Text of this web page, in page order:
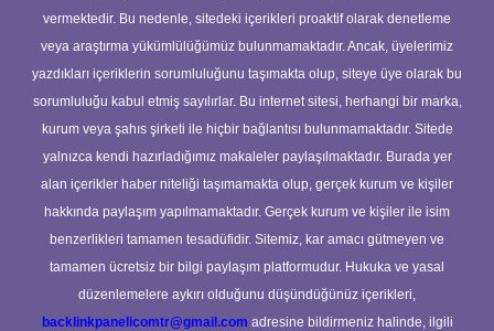
vermektedir. Bu nedenle, sitedeki içerikleri proaktif olarak denetleme
veya araştırma yükümlülüğümüz bulunmamaktadır. Ancak, üyelerimiz
yazdıkları içeriklerin sorumluluğunu taşımakta olup, siteye üye olarak bu
sorumluluğu kabul etmiş sayılırlar. Bu internet sitesi, herhangi bir marka,
kurum veya şahıs şirketi ile hiçbir bağlantısı bulunmamaktadır. Sitede
yalnızca kendi hazırladığımız makaleler paylaşılmaktadır. Burada yer
alan içerikler haber niteliği taşımamakta olup, gerçek kurum ve kişiler
hakkında paylaşım yapılmamaktadır. Gerçek kurum ve kişiler ile isim
benzerlikleri tamamen tesadüfidir. Sitemiz, kar amacı gütmeyen ve
tamamen ücretsiz bir bilgi paylaşım platformudur. Hukuka ve yasal
düzenlemelere aykırı olduğunu düşündüğünüz içerikleri,
backlinkpanelicomtr@gmail.com adresine bildirmeniz halinde, ilgili